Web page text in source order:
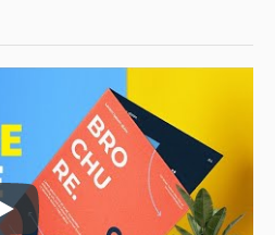
Play: Keynote (Google I/O '18)